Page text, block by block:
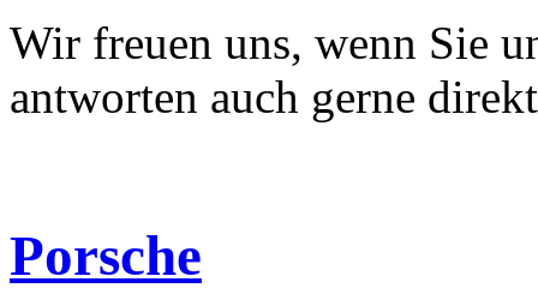
Wir freuen uns, wenn Sie
antworten auch gerne
Porsche